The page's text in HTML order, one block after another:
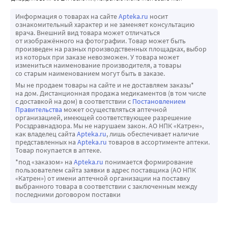
Лабораторный аначиз мочи
Согласно механизму действия, у пациентов,
принимающих препарат ДЖАРДИНС®, определяется
глюкоза в моче.
Увеличение частоты ампутаций нижних конечностей
В долгосрочных клинических исследованиях другого
ингибитора SGLT2 наблюдалось увеличение частоты
ампутаций нижних конечностей (преимущественно
пальцев стоп). Неизвестно, вызывает ли терапия другими
ингибиторами SGLT2 данное осложнение. Пациентам с
сахарным диабетом, в том числе, получающим препарат
ДЖАРДИНС®, следует рекомендовать постоянный
профилактический уход за стопами в обязательном
порядке.
Поражение печени
В ходе клинических исследований были получены
сообщения о случаях поражения печени у пациентов,
Интенсивность инфекций мочевыводящих путей была
сходной у пациентов, принимающих эмпаглифлозин и
плацебо. Инфекции мочевыводящих путей чаще
отмечались у женщин.
Генитальные инфекции
Частота развития таких HP как кандидозный
вульвовагинит, вульвовагинит, баланит и других
генитальных инфекций была выше в случае применения
эмпаглифлозина (в дозе 10 мг: 4,0%, в дозе 25 мг: 3,9%),
чем при применении плацебо (1,0%). Генитальные
инфекции чаще отмечались у женщин. Инфекции
половых путей были лёгкой и средней степени тяжести.
Гиповолемия
Частота развития гиповолемии (которая выражалась
снижением артериального давления, ортостатической
артериальной гипотензией, дегидратацией, обмороком)
точками были выбраны сердечно-сосудистая смерть,
общая смертность, развитие нефропатии или
прогрессирующее ухудшение нефропатии,
госпитализация по поводу сердечной недостаточности.
Эмпаглифлозин улучшал общую выживаемость за счет
снижения случаев сердечнососудистой смерти и снижал
риск госпитализации по поводу сердечной
недостаточности.
Также в ходе клинического исследования было
показано, что препарат ДЖАРДИНС® снижал риск
возникновения нефропатии или прогрессирующего
ухудшения нефропатии.
У пациентов с исходной макроальбуминурией
установлено, что препарат ДЖАРДИНС® существенно
чаще по сравнению с плацебо приводил к устойчивой
нормо- или микроальбуминурии (отношение рисков 1,82
Информация о товарах на сайтеApteka.ru носит
ознакомительный характер и не заменяет консультацию
врача. Внешний вид товара может отличаться
от изображённого на фотографии. Товар может быть
произведен на разных производственных площадках, выбор
из которых при заказе невозможен. У товара может
измениться наименование производителя, а товары
со старым наименованием могут быть в заказе.
Мы не продаем товары на сайте и не доставляем заказы*
на дом. Дистанционная продажа медикаментов (в том числе
с доставкой на дом) в соответствии с Постановлением
Правительства может осуществляться аптечной
организацией, имеющей соответствующее разрешение
Росздравнадзора. Мы не нарушаем закон. АО НПК «Катрен»,
как владелец сайта Apteka.ru, лишь обеспечивает наличие
представленных на Apteka.ru товаров в ассортименте аптеки.
Товар покупается в аптеке.
*под «заказом» на Apteka.ru понимается формирование
пользователем сайта заявки в адрес поставщика (АО НПК
«Катрен») от имени аптечной организации на поставку
выбранного товара в соответствии с заключенным между
последними договором поставки